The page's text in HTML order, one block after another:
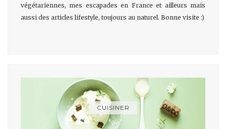
végétariennes, mes escapades en France et ailleurs mais
aussi des articles lifestyle, toujours au naturel. Bonne visite :)
CUISINER